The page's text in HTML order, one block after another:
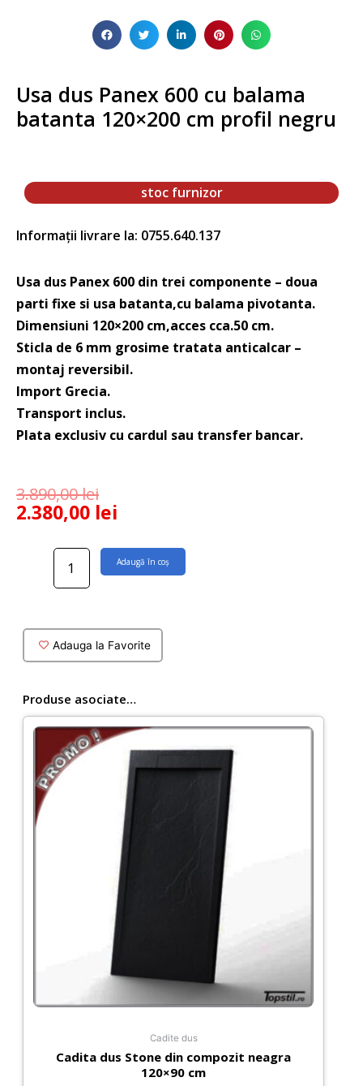
Usa dus Panex 600 cu balama
batanta 120×200 cm profil negru
stoc furnizor
Informații livrare la: 0755.640.137
Usa dus Panex 600 din trei componente – doua
parti fixe si usa batanta,cu balama pivotanta.
Dimensiuni 120×200 cm,acces cca.50 cm.
Sticla de 6 mm grosime tratata anticalcar –
montaj reversibil.
Import Grecia.
Transport inclus.
Plata exclusiv cu cardul sau transfer bancar.
3.890,00lei
2.380,00 lei
Cantitate
balama
120x200
profil
Adaugă în coș
Adauga la Favorite
Produse asociate…
Cadite dus
Cadita dus Stone din compozit neagra
120×90 cm